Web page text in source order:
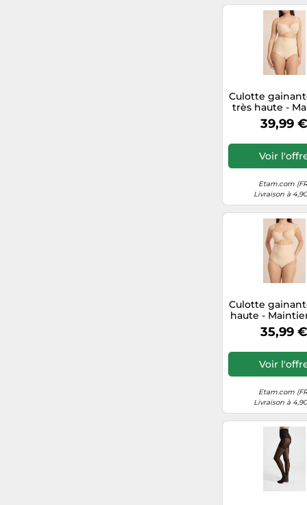
Culotte
très haute -
fort - Control
S - Lin -
39,99 €
Voir
Etam.com
Livraison à
Culotte
haute -
Control Byetam
Lin - Femme -
35,99 €
Voir
Etam.com
Livraison à